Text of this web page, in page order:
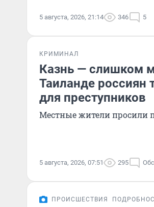
5 августа, 2026, 21:14 346 5
КРИМИНАЛ
Казнь — слишком
Таиланде россиян
для преступников
Местные жители просили
5 августа, 2026, 07:51 295
ПРОИСШЕСТВИЯ